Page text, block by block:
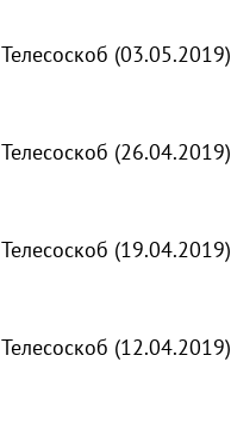
Телесоскоб (03.05.2019)
Телесоскоб (26.04.2019)
Телесоскоб (19.04.2019)
Телесоскоб (12.04.2019)